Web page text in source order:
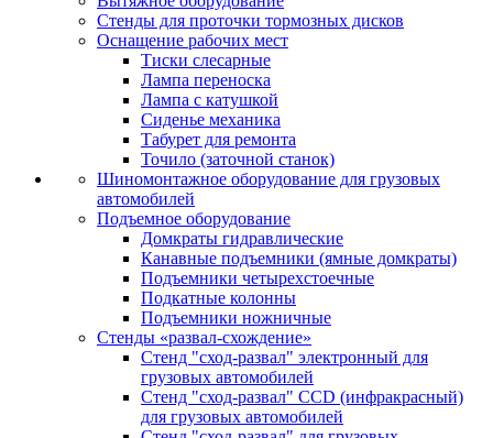
Стенды для проточки тормозных дисков
Оснащение рабочих мест
Тиски слесарные
Лампа переноска
Лампа с катушкой
Сиденье механика
Табурет для ремонта
Точило (заточной станок)
Шиномонтажное оборудование для грузовых
автомобилей
Подъемное оборудование
Домкраты гидравлические
Канавные подъемники (ямные домкраты)
Подъемники четырехстоечные
Подкатные колонны
Подъемники ножничные
Стенды «развал-схождение»
Стенд "сход-развал" электронный для
грузовых автомобилей
Стенд "сход-развал" CCD (инфракрасный)
для грузовых автомобилей